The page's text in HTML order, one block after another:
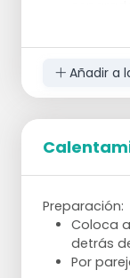
del
Pon
Pon
Añadir a
Preparación:
Coloca
detrás
Por